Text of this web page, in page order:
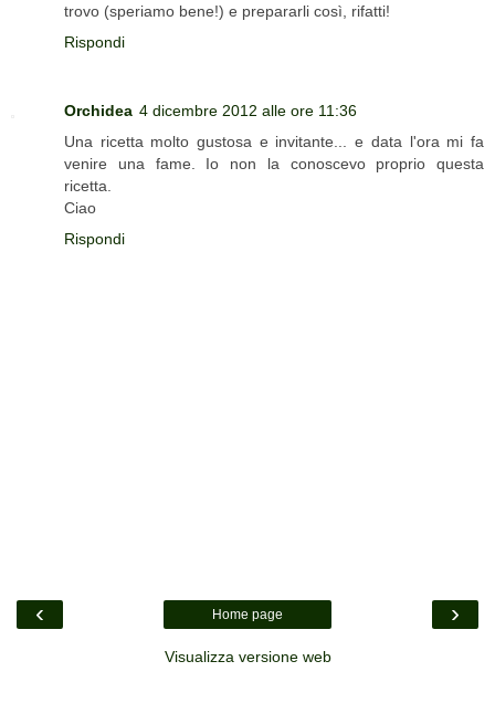
trovo (speriamo bene!) e prepararli così, rifatti!
Rispondi
Orchidea 4 dicembre 2012 alle ore 11:36
Una ricetta molto gustosa e invitante... e data l'ora mi fa
venire una fame. Io non la conoscevo proprio questa
ricetta.
Ciao
Rispondi
‹ ›
Home page
Visualizza versione web